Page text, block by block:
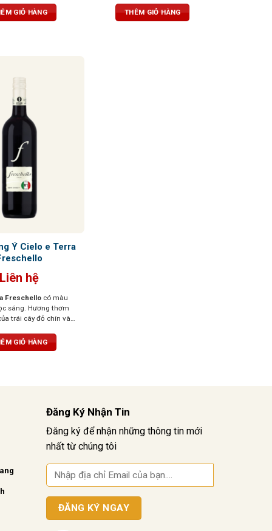
và dẻo dai
GIỎ HÀNG THÊM GIỎ HÀNG
Ý Cielo e Terra
Liên hệ
Freschello có màu
sáng. Hương thơm
trái cây đỏ chín và
thưởng thức.
GIỎ HÀNG
Đăng Ký Nhận Tin
Đăng ký để nhận những thông tin mới
nhất từ chúng tôi